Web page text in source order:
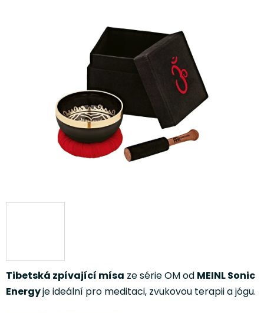
Tibetská zpívající mísa ze série OM od MEINL Sonic
Energyje ideální pro meditaci, zvukovou terapii a jógu.